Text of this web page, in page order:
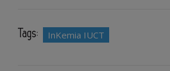
Tags: InKemia IUCT